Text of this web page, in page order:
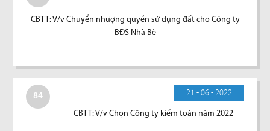
CBTT: V/v Chuyển nhượng quyền sử dụng đất cho Công ty
BĐS Nhà Bè
84 21 - 06 - 2022
CBTT: V/v Chọn Công ty kiểm toán năm 2022